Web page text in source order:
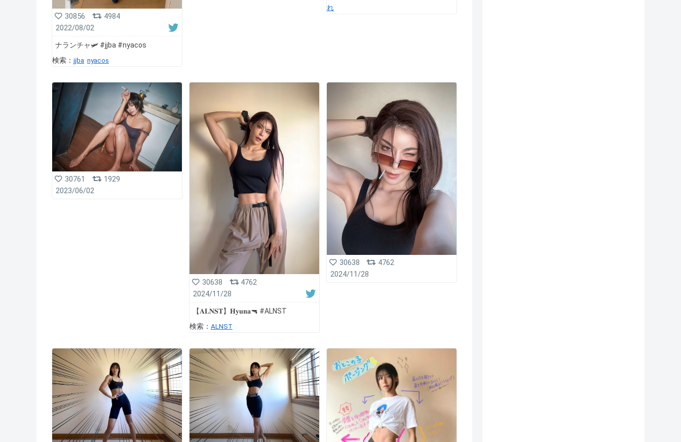
30856
4984
2022/08/02
ナランチャ🛩 #jjba #nyacos
検索： jjba nyacos
れ
30761
1929
2023/06/02
30638
4762
2024/11/28
【𝐀𝐋𝐍𝐒𝐓】𝐇𝐲𝐮𝐧𝐚🔫 #ALNST
検索： ALNST
30638
4762
2024/11/28